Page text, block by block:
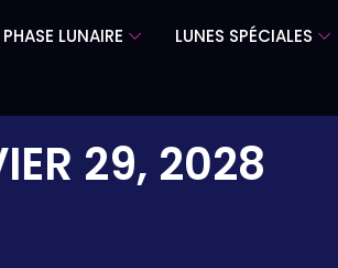
LUNAIRE LUNES SPÉCIALES
29, 2028